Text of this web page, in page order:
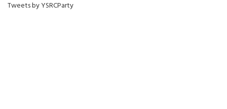
Tweets by YSRCParty